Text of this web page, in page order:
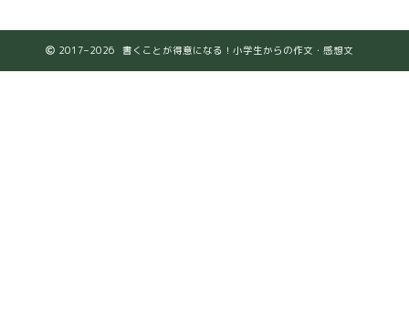
2017–2026 書くことが得意になる！小学生からの作文・感想文